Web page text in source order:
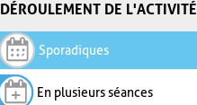
DÉROULEMENT DE L'ACTIVITÉ
Sporadiques
En plusieurs séances